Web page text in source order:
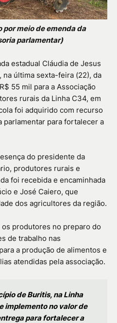
meio de emenda da
parlamentar)
estadual Cláudia de Jesus
última sexta-feira (22), da
55 mil para a Associação
rurais da Linha C34, em
foi adquirido com recurso
parlamentar para fortalecer a
do presidente da
produtores rurais e
foi recebida e encaminhada
e José Caiero, que
dos agricultores da região.
produtores no preparo do
de trabalho nas
a produção de alimentos e
atendidas pela associação.
de Buritis, na Linha
implemento no valor de
para fortalecer a